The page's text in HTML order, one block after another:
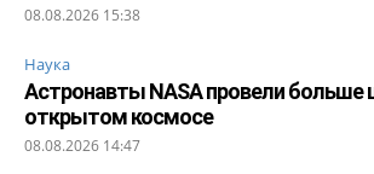
08.08.2026 15:38
Наука
Астронавты NASA провели больше
открытом космосе
08.08.2026 14:47